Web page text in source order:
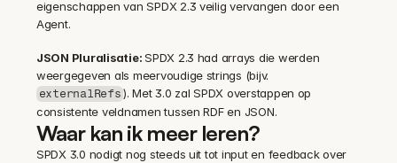
eigenschappen van SPDX 2.3 veilig vervangen door een
Agent.
JSON Pluralisatie: SPDX 2.3 had arrays die werden
externalRefs ). Met 3.0 zal SPDX overstappen op
consistente veldnamen tussen RDF en JSON.
Waar kan ik meer leren?
SPDX 3.0 nodigt nog steeds uit tot input en feedback over